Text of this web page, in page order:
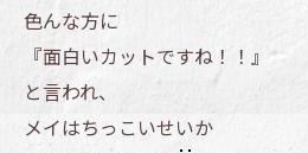
色んな方に
『面白いカットですね！！』
と言われ、
メイはちっこいせいか